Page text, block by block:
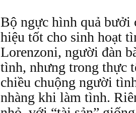
Bộ ngực hình quả bưởi
hiệu tốt cho sinh hoạt
Lorenzoni, người đàn
tình, nhưng trong thực
chiều chuộng người
nhàng khi làm tình.